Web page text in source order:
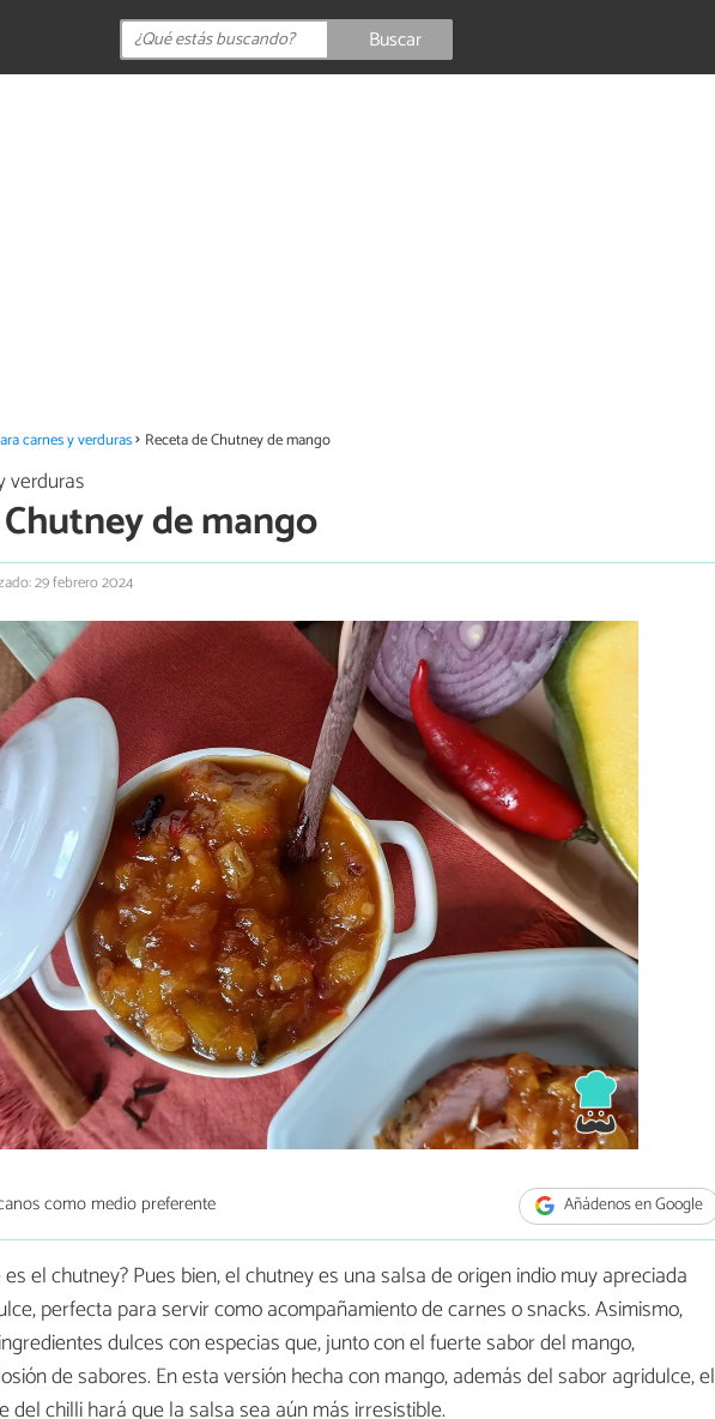
Buscar
carnes y verduras Receta de Chutney de mango
verduras
de mango
29 febrero 2024
como medio preferente Añádenos en Google
el chutney? Pues bien, el chutney es una salsa de origen indio muy apreciada
perfecta para servir como acompañamiento de carnes o snacks. Asimismo,
dulces con especias que, junto con el fuerte sabor del mango,
de sabores. En esta versión hecha con mango, además del sabor agridulce, el
del chilli hará que la salsa sea aún más irresistible.